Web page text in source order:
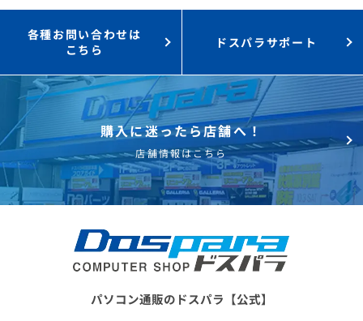
各種お問い合わせは
こちら
ドスパラサポート
購入に迷ったら店舗へ！
店舗情報はこちら
パソコン通販のドスパラ【公式】